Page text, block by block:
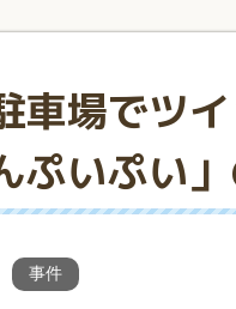
車場でツ
ぷいぷい
事件